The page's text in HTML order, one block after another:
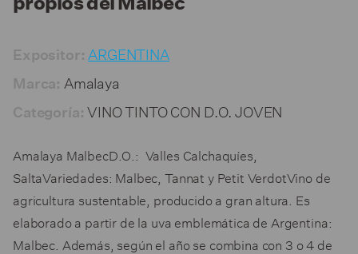
Expositor: ARGENTINA
Marca: Amalaya
Categoría: VINO TINTO CON D.O. JOVEN
Amalaya MalbecD.O.: Valles Calchaquíes,
SaltaVariedades: Malbec, Tannat y Petit VerdotVino de
agricultura sustentable, producido a gran altura. Es
elaborado a partir de la uva emblemática de Argentina:
Malbec. Además, según el año se combina con 3 o 4 de